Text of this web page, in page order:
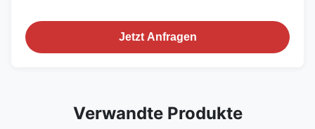
Jetzt Anfragen
Verwandte Produkte